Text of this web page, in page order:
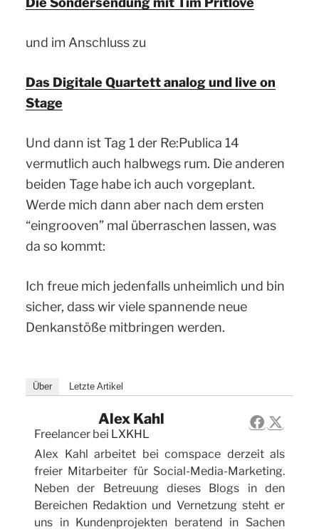
und im Anschluss zu
Das Digitale Quartett analog und live on
Stage
Und dann ist Tag 1 der Re:Publica 14
vermutlich auch halbwegs rum. Die anderen
beiden Tage habe ich auch vorgeplant.
Werde mich dann aber nach dem ersten
“eingrooven” mal überraschen lassen, was
da so kommt:
Ich freue mich jedenfalls unheimlich und bin
sicher, dass wir viele spannende neue
Denkanstöße mitbringen werden.
Über Letzte Artikel
Alex Kahl
Freelancer bei LXKHL
Alex Kahl arbeitet bei comspace derzeit als
freier Mitarbeiter für Social-Media-Marketing.
Neben der Betreuung dieses Blogs in den
Bereichen Redaktion und Vernetzung steht er
uns in Kundenprojekten beratend in Sachen